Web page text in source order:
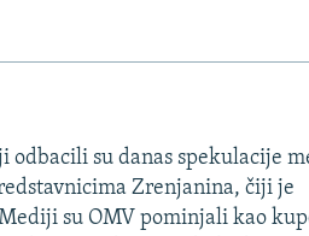
odbacili su danas spekulacije
Zrenjanina, čiji je
su OMV pominjali kao